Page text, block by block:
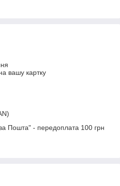
вашу картку
Пошта" - передоплата 100 грн